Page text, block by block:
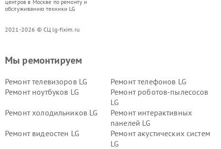
центров в Москве по ремонту и
обслуживанию техники LG
2021-2026 © СЦ lg-fixim.ru
Мы ремонтируем
Ремонт телевизоров LG
Ремонт телефонов LG
Ремонт ноутбуков LG
Ремонт роботов-пылесосов
LG
Ремонт холодильников LG
Ремонт интерактивных
панелей LG
Ремонт видеостен LG
Ремонт акустических систем
LG